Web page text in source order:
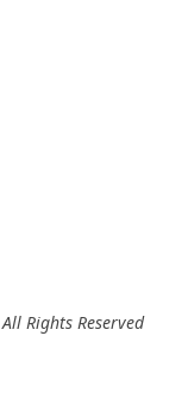
All Rights Reserved